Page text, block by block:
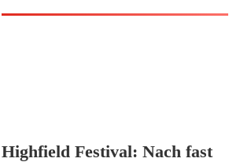
Highfield Festival: Nach fast